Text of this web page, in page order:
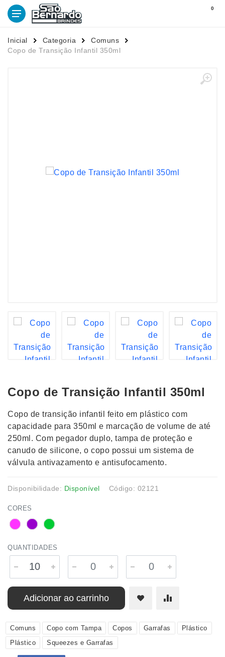
0
Inicial Categoria
Comuns
Copo de Transição Infantil 350ml
Copo de Transição Infantil 350ml
Copo de transição infantil feito em plástico com
capacidade para 350ml e marcação de volume de até
250ml. Com pegador duplo, tampa de proteção e
canudo de silicone, o copo possui um sistema de
válvula antivazamento e antisufocamento.
Disponibilidade: Disponível Código: 02121
CORES
QUANTIDADES
Adicionar ao carrinho
Comuns Copo com Tampa Copos Garrafas
Plástico
Plástico
Squeezes e Garrafas